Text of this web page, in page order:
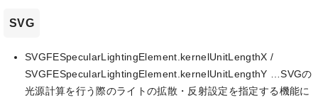
SVG
SVGFESpecularLightingElement.kernelUnitLengthX /
SVGFESpecularLightingElement.kernelUnitLengthY …SVGの
光源計算を行う際のライトの拡散・反射設定を指定する機能に